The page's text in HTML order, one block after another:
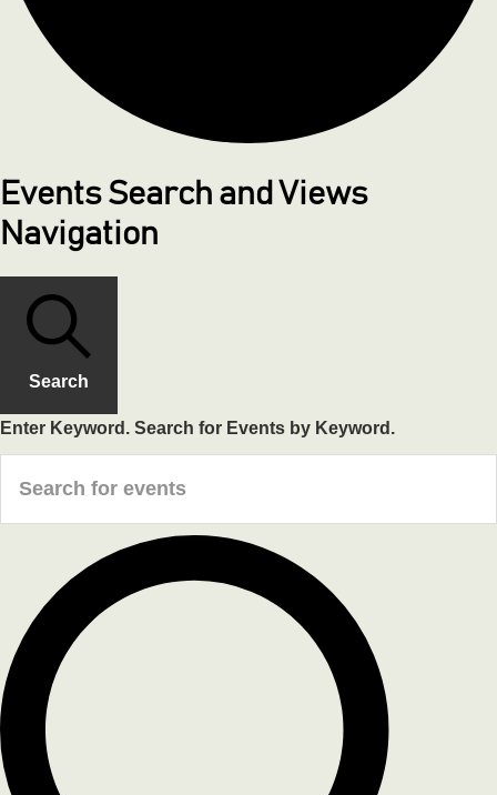
Events Search and Views
Navigation
Search
Enter Keyword. Search for Events by Keyword.